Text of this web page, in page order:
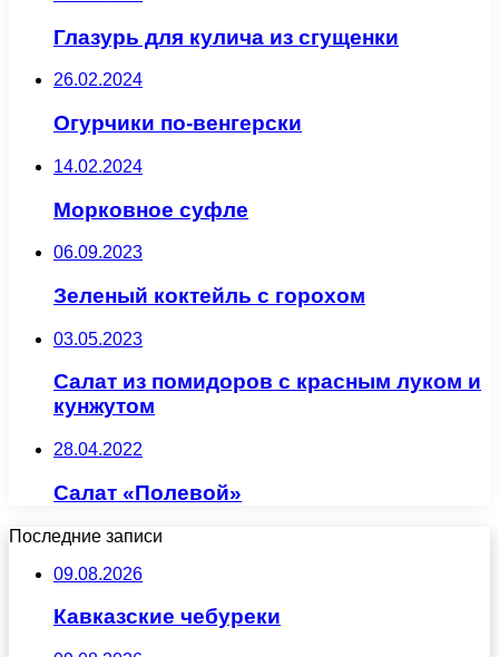
Глазурь для кулича из сгущенки
26.02.2024
Огурчики по-венгерски
14.02.2024
Морковное суфле
06.09.2023
Зеленый коктейль с горохом
03.05.2023
Салат из помидоров с красным луком и
кунжутом
28.04.2022
Салат «Полевой»
Последние записи
09.08.2026
Кавказские чебуреки